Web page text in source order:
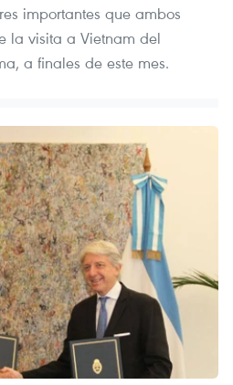
importantes que ambos
la visita a Vietnam del
a finales de este mes.